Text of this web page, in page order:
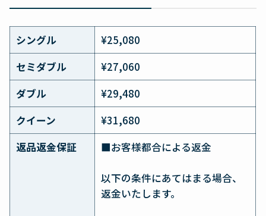
シングル
¥25,080
セミダブル
¥27,060
ダブル
¥29,480
クイーン
¥31,680
返品返金保証
■お客様都合による返金
以下の条件にあてはまる場合、
返金いたします。